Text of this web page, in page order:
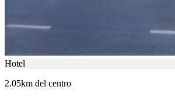
Hotel
2.05km del centro